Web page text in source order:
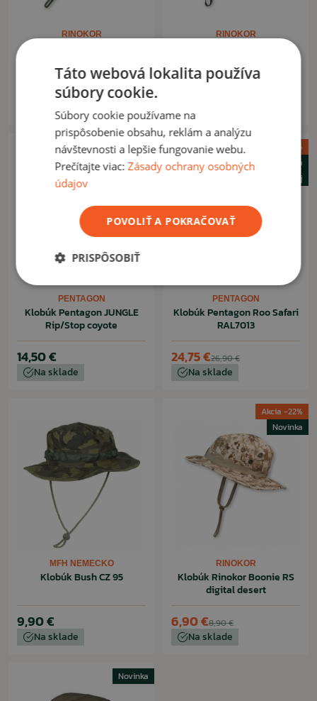
RINOKOR
Klobúk Rinokor Boonie RS
8,90 €
Na sklade
RINOKOR
Klobúk Rinokor Boonie RS
PENTAGON
Klobúk Pentagon JUNGLE
Rip/Stop coyote
14,50 €
Na sklade
Akcia -8%
Novinka
Letný výpredaj
PENTAGON
Klobúk Pentagon Roo Safari
RAL7013
26,90 €
24,75 €
Na sklade
MFH NEMECKO
Klobúk Bush CZ 95
9,90 €
Na sklade
Akcia -22%
Novinka
RINOKOR
Klobúk Rinokor Boonie RS
digital desert
8,90 €
6,90 €
Na sklade
Novinka
Táto webová lokalita používa
súbory cookie.
Súbory cookie používame na
prispôsobenie obsahu, reklám a analýzu
návštevnosti a lepšie fungovanie webu.
Prečítajte viac:Zásady ochrany osobných
údajov
POVOLIŤ A POKRAČOVAŤ
PRISPÔSOBIŤ